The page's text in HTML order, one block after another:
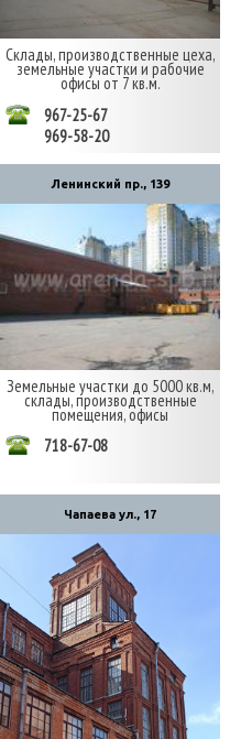
Склады, производственные цеха,
земельные участки и рабочие
офисы от 7 кв.м.
967-25-67
969-58-20
Ленинский пр., 139
Земельные участки до 5000 кв.м,
склады, производственные
помещения, офисы
718-67-08
Чапаева ул., 17